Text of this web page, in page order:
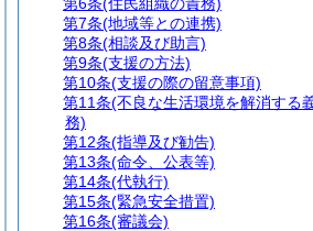
第7条(地域等との連携)
第8条(相談及び助言)
第9条(支援の方法)
第10条(支援の際の留意事項)
第11条(不良な生活環境を解消する
務)
第12条(指導及び勧告)
第13条(命令、公表等)
第14条(代執行)
第15条(緊急安全措置)
第16条(審議会)